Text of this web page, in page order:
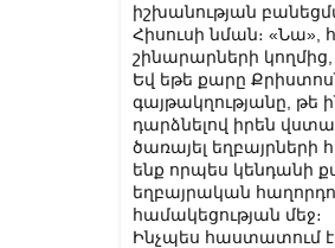
իշխանության
Հիսուսի նման։ «Նա»,
շինարարների
Եվ եթե քարը
գայթակղությանը, թե
դարձնելով իրեն
ծառայել եղբայրների
ենք որպես կենդանի
եղբայրական
համակեցության մեջ։
Ինչպես հաստատում է